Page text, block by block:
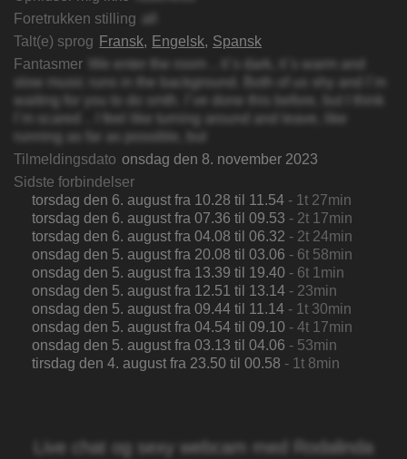
Foretrukken stilling
Talt(e) sprog Fransk Engelsk Spansk
Fantasmer
We enter the room .. it`s dark, it`s warm and
slow music runs in the background. Both of us shy and I`m
waiting for you to do smth. I`ve done this before, but I think
Tilmeldingsdato onsdag den 8. november 2023
Sidste forbindelser
torsdag den 6. august fra 10.28 til 11.54 - 1t 27min
torsdag den 6. august fra 07.36 til 09.53 - 2t 17min
torsdag den 6. august fra 04.08 til 06.32 - 2t 24min
onsdag den 5. august fra 20.08 til 03.06 - 6t 58min
onsdag den 5. august fra 13.39 til 19.40 - 6t 1min
onsdag den 5. august fra 12.51 til 13.14 - 23min
onsdag den 5. august fra 09.44 til 11.14 - 1t 30min
onsdag den 5. august fra 04.54 til 09.10 - 4t 17min
onsdag den 5. august fra 03.13 til 04.06 - 53min
tirsdag den 4. august fra 23.50 til 00.58 - 1t 8min
Live chat og sexy webcam med Rodalinda